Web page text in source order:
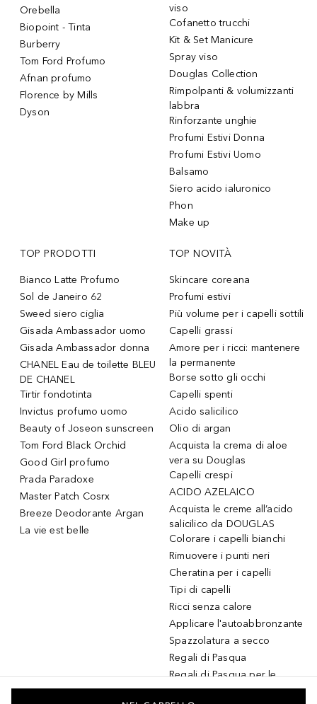
Orebella
Biopoint - Tinta
Burberry
Tom Ford Profumo
Afnan profumo
Florence by Mills
Dyson
viso
Cofanetto trucchi
Kit & Set Manicure
Spray viso
Douglas Collection
Rimpolpanti & volumizzanti
labbra
Rinforzante unghie
Profumi Estivi Donna
Profumi Estivi Uomo
Balsamo
Siero acido ialuronico
Phon
Make up
TOP PRODOTTI
Bianco Latte Profumo
Sol de Janeiro 62
Sweed siero ciglia
Gisada Ambassador uomo
Gisada Ambassador donna
CHANEL Eau de toilette BLEU
DE CHANEL
Tirtir fondotinta
Invictus profumo uomo
Beauty of Joseon sunscreen
Tom Ford Black Orchid
Good Girl profumo
Prada Paradoxe
Master Patch Cosrx
Breeze Deodorante Argan
La vie est belle
TOP NOVITÀ
Skincare coreana
Profumi estivi
Più volume per i capelli sottili
Capelli grassi
Amore per i ricci: mantenere
la permanente
Borse sotto gli occhi
Capelli spenti
Acido salicilico
Olio di argan
Acquista la crema di aloe
vera su Douglas
Capelli crespi
ACIDO AZELAICO
Acquista le creme all’acido
salicilico da DOUGLAS
Colorare i capelli bianchi
Rimuovere i punti neri
Cheratina per i capelli
Tipi di capelli
Ricci senza calore
Applicare l'autoabbronzante
Spazzolatura a secco
Regali di Pasqua
Regali di Pasqua per le
donne